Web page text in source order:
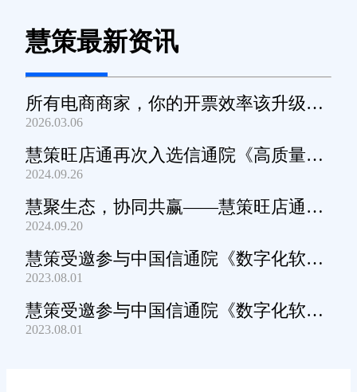
慧策最新资讯
所有电商商家，你的开票效率该升级
了！
2026.03.06
慧策旺店通再次入选信通院《高质量数
字化转型产品及服务全景图》
2024.09.26
慧聚生态，协同共赢——慧策旺店通生
态交流会深圳站圆满举办
2024.09.20
慧策受邀参与中国信通院《数字化软件
产品及服务能力》规范编制工作
2023.08.01
慧策受邀参与中国信通院《数字化软件
产品及服务能力》规范编制工作
2023.08.01